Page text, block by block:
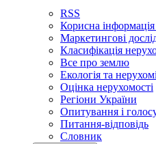
RSS
Корисна
Маркетингові
Класифікація
Все про землю
Екологія та
Оцінка нерухомості
Регіони України
Опитування і
Питання-відповідь
Словник